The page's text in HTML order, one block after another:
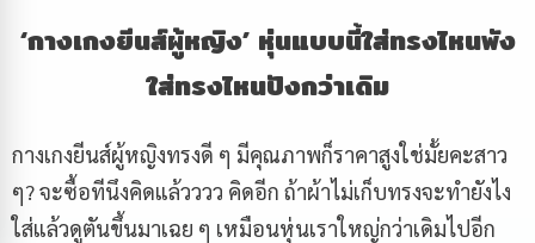
‘กางเกงยีนส์ผู้หญิง’ หุ่นแบบนี้ใส่ทรงไหนพัง
ใส่ทรงไหนปังกว่าเดิม
กางเกงยีนส์ผู้หญิงทรงดี ๆ มีคุณภาพก็ราคาสูงใช่มั้ยคะสาว
ๆ? จะซื้อทีนึงคิดแล้วววว คิดอีก ถ้าผ้าไม่เก็บทรงจะทำยังไง
ใส่แล้วดูตันขึ้นมาเฉย ๆ เหมือนหุ่นเราใหญ่กว่าเดิมไปอีก